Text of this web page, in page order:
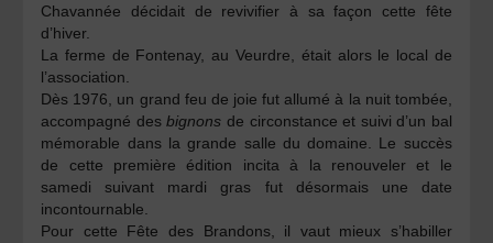
Chavannée décidait de revivifier à sa façon cette fête
d’hiver.
La ferme de Fontenay, au Veurdre, était alors le local de
l’association.
Dès 1976, un grand feu de joie fut allumé à la nuit tombée,
accompagné desbignons de circonstance et suivi d’un bal
mémorable dans la grande salle du domaine. Le succès
de cette première édition incita à la renouveler et le
samedi suivant mardi gras fut désormais une date
incontournable.
Pour cette Fête des Brandons, il vaut mieux s’habiller